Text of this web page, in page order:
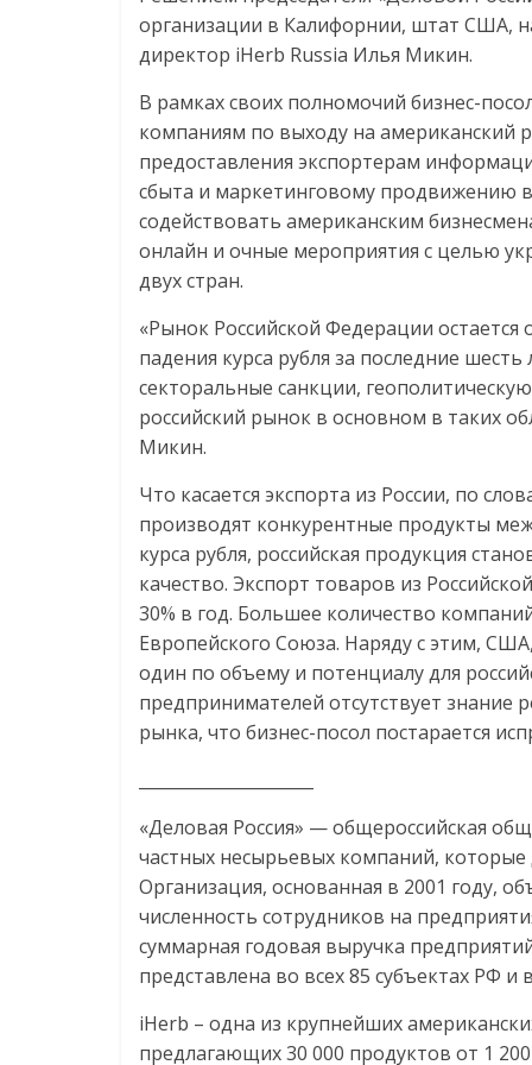
важно,
как
знать
как
Сеть
меняет
жизнь
людей
обсудить
эти
изменения
читателем.
организации в Калифорнии, штат США,
директор iHerb Russia Илья Микин.
В рамках своих полномочий бизнес-
компаниям по выходу на американский
предоставления экспортерам
сбыта и маркетинговому продвижению
содействовать американским
онлайн и очные мероприятия с целью
двух стран.
«Рынок Российской Федерации
падения курса рубля за последние
секторальные санкции,
российский рынок в основном в таких
Микин.
Что касается экспорта из России, по
производят конкурентные продукты
курса рубля, российская продукция
качество. Экспорт товаров из
30% в год. Большее количество
Европейского Союза. Наряду с этим,
один по объему и потенциалу для
предпринимателей отсутствует знание
рынка, что бизнес-посол постарается
«Деловая Россия» — общероссийская
частных несырьевых компаний,
Организация, основанная в 2001 году,
численность сотрудников на
суммарная годовая выручка
представлена во всех 85 субъектах РФ и
iHerb – одна из крупнейших
предлагающих 30 000 продуктов от 1